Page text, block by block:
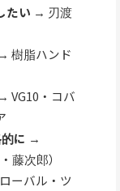
たい → 刃渡
→ 樹脂ハンド
→ VG10・コバ
に →
藤次郎）
ーバル・ツ